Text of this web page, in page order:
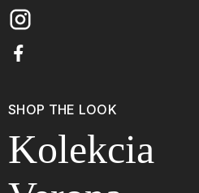
SHOP THE LOOK
Kolekcia